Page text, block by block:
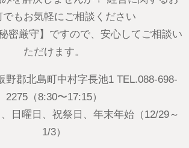
でもお気軽にご相談ください
密厳守】ですので、安心してご相談い
ただけます。
野郡北島町中村字長池1 TEL.088-698-
2275（8:30〜17:15）
日曜日、祝祭日、年末年始（12/29～
1/3）